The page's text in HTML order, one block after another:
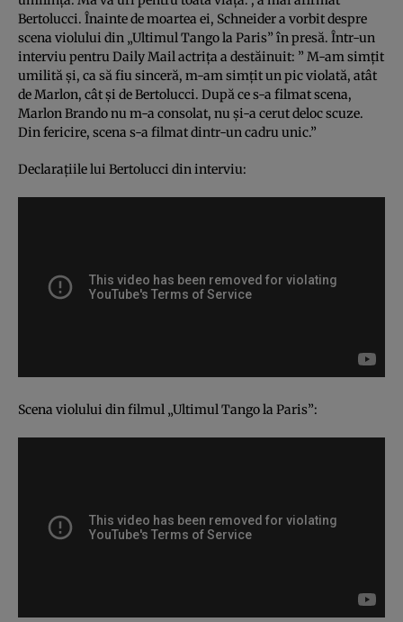
Bertolucci. Înainte de moartea ei, Schneider a vorbit despre
scena violului din „Ultimul Tango la Paris” în presă. Într-un
interviu pentru Daily Mail actriţa a destăinuit: ” M-am simţit
umilită şi, ca să fiu sinceră, m-am simţit un pic violată, atât
de Marlon, cât şi de Bertolucci. După ce s-a filmat scena,
Marlon Brando nu m-a consolat, nu şi-a cerut deloc scuze.
Din fericire, scena s-a filmat dintr-un cadru unic.”
Declaraţiile lui Bertolucci din interviu:
Scena violului din filmul „Ultimul Tango la Paris”: